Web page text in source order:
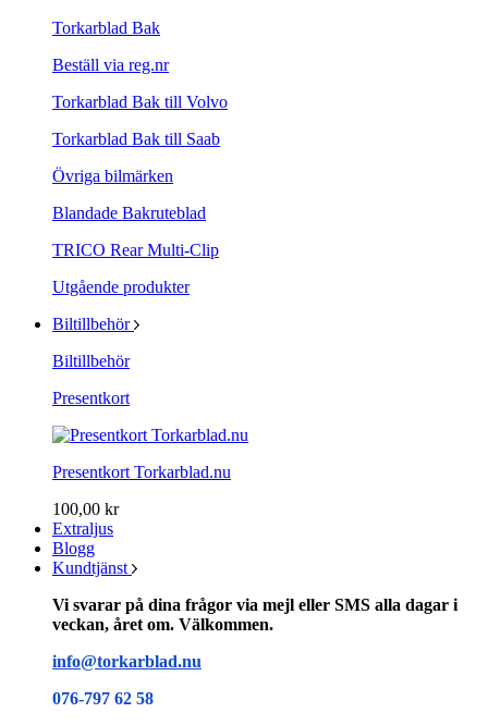
Torkarblad Bak
Beställ via reg.nr
Torkarblad Bak till Volvo
Torkarblad Bak till Saab
Övriga bilmärken
Blandade Bakruteblad
TRICO Rear Multi-Clip
Utgående produkter
Biltillbehör
Biltillbehör
Presentkort
Presentkort Torkarblad.nu
100,00 kr
Extraljus
Blogg
Kundtjänst
Vi svarar på dina frågor via mejl eller SMS alla dagar i
veckan, året om. Välkommen.
info@torkarblad.nu
076-797 62 58